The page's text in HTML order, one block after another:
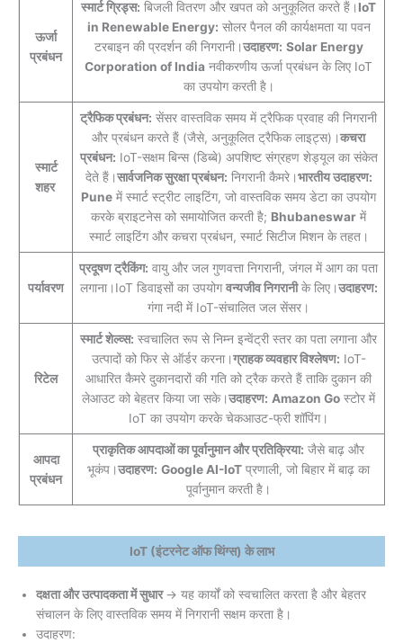
ऊर्जा
प्रबंधन
स्मार्ट ग्रिड्स: बिजली वितरण और खपत को अनुकूलित करते हैं। IoT
in Renewable Energy: सोलर पैनल की कार्यक्षमता या पवन
टरबाइन की प्रदर्शन की निगरानी।उदाहरण: Solar Energy
Corporation of India नवीकरणीय ऊर्जा प्रबंधन के लिए IoT
का उपयोग करती है।
स्मार्ट
शहर
ट्रैफिक प्रबंधन: सेंसर वास्तविक समय में ट्रैफिक प्रवाह की निगरानी
और प्रबंधन करते हैं (जैसे, अनुकूलित ट्रैफिक लाइट्स)।कचरा
प्रबंधन: IoT-सक्षम बिन्स (डिब्बे) अपशिष्ट संग्रहण शेड्यूल का संकेत
देते हैं।सार्वजनिक सुरक्षा प्रबंधन: निगरानी कैमरे।भारतीय उदाहरण:
Pune में स्मार्ट स्ट्रीट लाइटिंग, जो वास्तविक समय डेटा का उपयोग
करके ब्राइटनेस को समायोजित करती है; Bhubaneswar में
स्मार्ट लाइटिंग और कचरा प्रबंधन, स्मार्ट सिटीज मिशन के तहत।
पर्यावरण
प्रदूषण ट्रैकिंग: वायु और जल गुणवत्ता निगरानी, जंगल में आग का पता
लगाना।IoT डिवाइसों का उपयोगवन्यजीव निगरानीके लिए।उदाहरण:
गंगा नदी में IoT-संचालित जल सेंसर।
रिटेल
स्मार्ट शेल्व्स: स्वचालित रूप से निम्न इन्वेंट्री स्तर का पता लगाना और
उत्पादों को फिर से ऑर्डर करना।ग्राहक व्यवहार विश्लेषण: IoT-
आधारित कैमरे दुकानदारों की गति को ट्रैक करते हैं ताकि दुकान की
लेआउट को बेहतर किया जा सके।उदाहरण: Amazon Go स्टोर में
IoT का उपयोग करके चेकआउट-फ्री शॉपिंग।
आपदा
प्रबंधन
प्राकृतिक आपदाओं का पूर्वानुमान और प्रतिक्रिया: जैसे बाढ़ और
भूकंप।उदाहरण: Google AI-IoT प्रणाली, जो बिहार में बाढ़ का
पूर्वानुमान करती है।
IoT (इंटरनेट ऑफ थिंग्स) के लाभ
दक्षता और उत्पादकता में सुधार→ यह कार्यों को स्वचालित करता है और बेहतर
संचालन के लिए वास्तविक समय में निगरानी सक्षम करता है।
उदाहरण: